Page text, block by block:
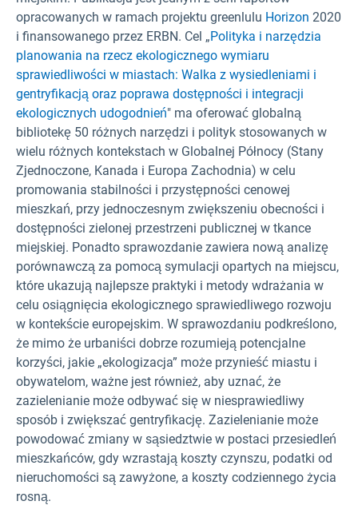
opracowanych w ramach projektu greenlulu Horizon 2020
i finansowanego przez ERBN. Cel „Polityka i narzędzia
planowania na rzecz ekologicznego wymiaru
sprawiedliwości w miastach: Walka z wysiedleniami i
gentryfikacją oraz poprawa dostępności i integracji
ekologicznych udogodnień" ma oferować globalną
bibliotekę 50 różnych narzędzi i polityk stosowanych w
wielu różnych kontekstach w Globalnej Północy (Stany
Zjednoczone, Kanada i Europa Zachodnia) w celu
promowania stabilności i przystępności cenowej
mieszkań, przy jednoczesnym zwiększeniu obecności i
dostępności zielonej przestrzeni publicznej w tkance
miejskiej. Ponadto sprawozdanie zawiera nową analizę
porównawczą za pomocą symulacji opartych na miejscu,
które ukazują najlepsze praktyki i metody wdrażania w
celu osiągnięcia ekologicznego sprawiedliwego rozwoju
w kontekście europejskim. W sprawozdaniu podkreślono,
że mimo że urbaniści dobrze rozumieją potencjalne
korzyści, jakie „ekologizacja” może przynieść miastu i
obywatelom, ważne jest również, aby uznać, że
zazielenianie może odbywać się w niesprawiedliwy
sposób i zwiększać gentryfikację. Zazielenianie może
powodować zmiany w sąsiedztwie w postaci przesiedleń
mieszkańców, gdy wzrastają koszty czynszu, podatki od
nieruchomości są zawyżone, a koszty codziennego życia
rosną.